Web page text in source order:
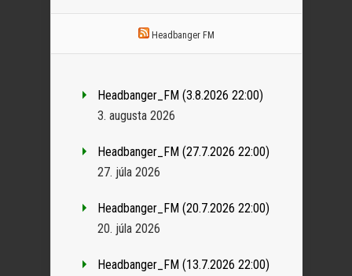
Headbanger FM
Headbanger_FM (3.8.2026 22:00)
3. augusta 2026
Headbanger_FM (27.7.2026 22:00)
27. júla 2026
Headbanger_FM (20.7.2026 22:00)
20. júla 2026
Headbanger_FM (13.7.2026 22:00)